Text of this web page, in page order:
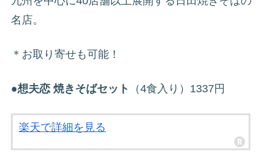
名店。
＊お取り寄せも可能！
●想夫恋 焼きそばセット （4食入り）1337円
楽天で詳細を見る